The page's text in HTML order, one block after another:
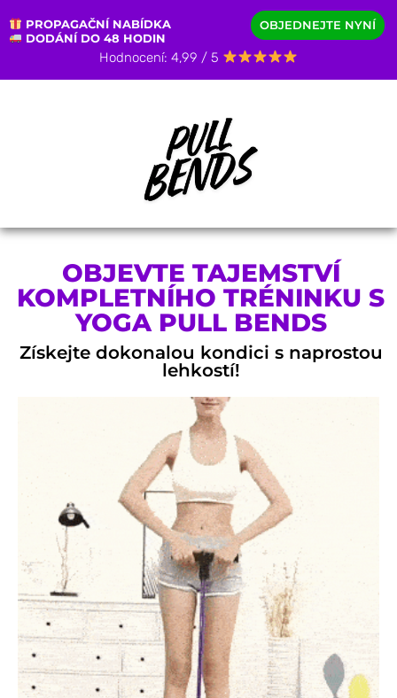
PROPAGAČNÍ NABÍDKA
DODÁNÍ DO 48 HODIN
OBJEDNEJTE NYNÍ
Hodnocení: 4,99 / 5
OBJEVTE TAJEMSTVÍ
KOMPLETNÍHO TRÉNINKU S
YOGA PULL BENDS
Získejte dokonalou kondici s naprostou
lehkostí!